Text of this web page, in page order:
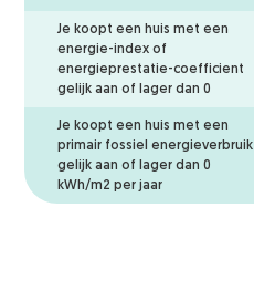
Je koopt een huis met een
energie-index of
energieprestatie-coefficient
gelijk aan of lager dan 0
Je koopt een huis met een
primair fossiel energieverbruik
gelijk aan of lager dan 0
kWh/m2 per jaar